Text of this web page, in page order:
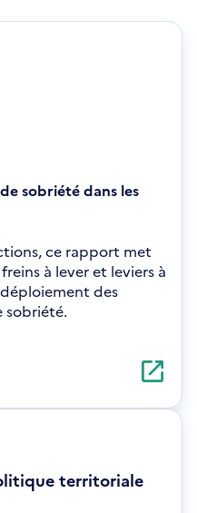
sobriété dans les
ce rapport met
à lever et leviers à
des
sobriété.
territoriale